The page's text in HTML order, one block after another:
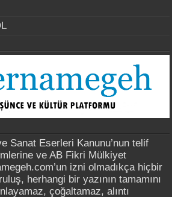
Sanat Eserleri Kanunu’nun telif
ve AB Fikri Mülkiyet
izni olmadıkça hiçbir
herhangi bir yazının tamamını
çoğaltamaz, alıntı